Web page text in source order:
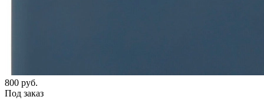
800 руб.
Под заказ